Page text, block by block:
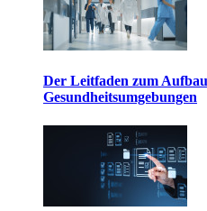
Der Leitfaden zum
Gesundheitsumgebungen